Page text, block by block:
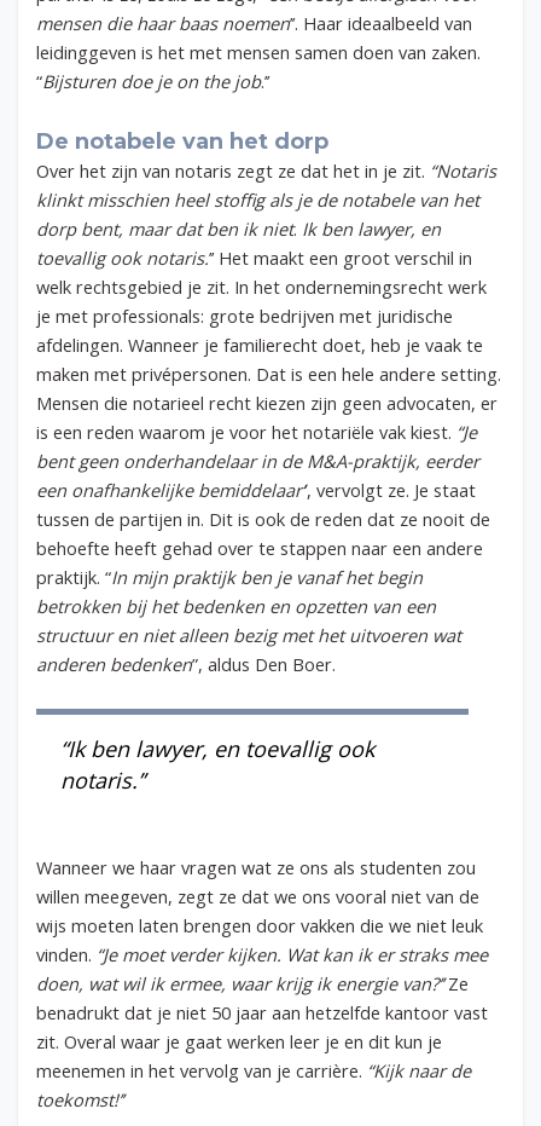
mensen die haar baas noemen’’. Haar ideaalbeeld van
leidinggeven is het met mensen samen doen van zaken.
“Bijsturen doe je on the job.’’
De notabele van het dorp
Over het zijn van notaris zegt ze dat het in je zit. “Notaris
klinkt misschien heel stoffig als je de notabele van het
dorp bent, maar dat ben ik niet. Ik ben lawyer, en
toevallig ook notaris.’’ Het maakt een groot verschil in
welk rechtsgebied je zit. In het ondernemingsrecht werk
je met professionals: grote bedrijven met juridische
afdelingen. Wanneer je familierecht doet, heb je vaak te
maken met privépersonen. Dat is een hele andere setting.
Mensen die notarieel recht kiezen zijn geen advocaten, er
is een reden waarom je voor het notariële vak kiest. “Je
bent geen onderhandelaar in de M&A-praktijk, eerder
een onafhankelijke bemiddelaar’’, vervolgt ze. Je staat
tussen de partijen in. Dit is ook de reden dat ze nooit de
behoefte heeft gehad over te stappen naar een andere
praktijk. “In mijn praktijk ben je vanaf het begin
betrokken bij het bedenken en opzetten van een
structuur en niet alleen bezig met het uitvoeren wat
anderen bedenken”, aldus Den Boer.
“Ik ben lawyer, en toevallig ook
notaris.’’
Wanneer we haar vragen wat ze ons als studenten zou
willen meegeven, zegt ze dat we ons vooral niet van de
wijs moeten laten brengen door vakken die we niet leuk
vinden. “Je moet verder kijken. Wat kan ik er straks mee
doen, wat wil ik ermee, waar krijg ik energie van?’’Ze
benadrukt dat je niet 50 jaar aan hetzelfde kantoor vast
zit. Overal waar je gaat werken leer je en dit kun je
meenemen in het vervolg van je carrière. “Kijk naar de
toekomst!’’